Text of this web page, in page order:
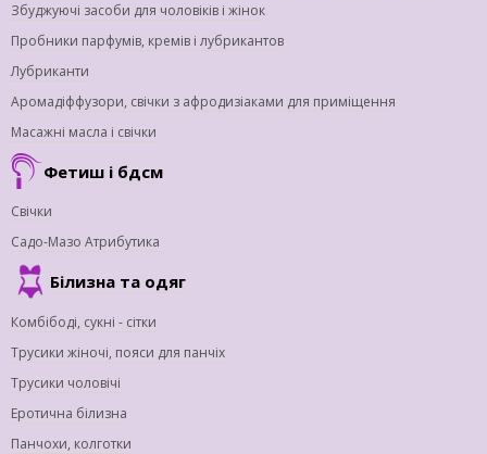
Збуджуючі засоби для чоловіків і жінок
Пробники парфумів, кремів і лубрикантов
Лубриканти
Аромадіффузори, свічки з афродизіаками для приміщення
Масажні масла і свічки
Фетиш і бдсм
Свічки
Садо-Мазо Атрибутика
Білизна та одяг
Комбібоді, сукні - сітки
Трусики жіночі, пояси для панчіх
Трусики чоловічі
Еротична білизна
Панчохи, колготки